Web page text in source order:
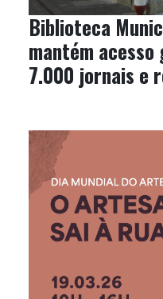
Biblioteca
mantém
7.000 jornais e